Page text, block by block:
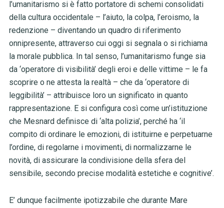
l’umanitarismo si è fatto portatore di schemi consolidati
della cultura occidentale – l’aiuto, la colpa, l’eroismo, la
redenzione – diventando un quadro di riferimento
onnipresente, attraverso cui oggi si segnala o si richiama
la morale pubblica. In tal senso, l’umanitarismo funge sia
da ‘operatore di visibilità’ degli eroi e delle vittime – le fa
scoprire o ne attesta la realtà – che da ‘operatore di
leggibilità’ – attribuisce loro un significato in quanto
rappresentazione. E si configura così come un’istituzione
che Mesnard definisce di ‘alta polizia’, perché ha ‘il
compito di ordinare le emozioni, di istituirne e perpetuarne
l’ordine, di regolarne i movimenti, di normalizzarne le
novità, di assicurare la condivisione della sfera del
sensibile, secondo precise modalità estetiche e cognitive’.
E’ dunque facilmente ipotizzabile che durante Mare